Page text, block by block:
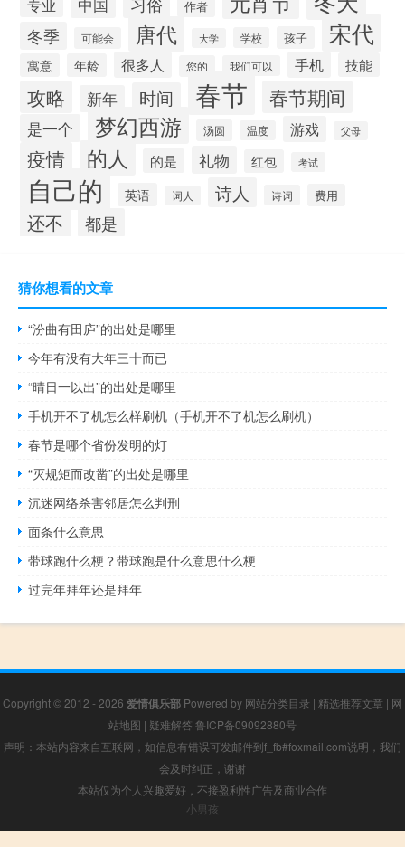
专业 中国 作者
冬季 可能会 唐代 大学 学校 孩子 宋代
寓意 年龄 很多人 您的 我们可以 手机 技能
攻略 新年 时间 春节 春节期间
是一个 梦幻西游 汤圆 温度 游戏 父母
疫情 的人 的是 礼物 红包 考试
自己的 英语 词人 诗人 诗词 费用
还不 都是
猜你想看的文章
“汾曲有田庐”的出处是哪里
今年有没有大年三十而已
“晴日一以出”的出处是哪里
手机开不了机怎么样刷机（手机开不了机怎么刷机）
春节是哪个省份发明的灯
“灭规矩而改凿”的出处是哪里
沉迷网络杀害邻居怎么判刑
面条什么意思
带球跑什么梗？带球跑是什么意思什么梗
过完年拜年还是拜年
Copyright © 2012 - 2026 爱情俱乐部 Powered by 网站分类目录 | 精选推荐文章 | 网
站地图 | 疑难解答 鲁ICP备09092880号
声明：本站内容来自互联网，如信息有错误可发邮件到f_fb#foxmail.com说明，我们
会及时纠正，谢谢
本站仅为个人兴趣爱好，不接盈利性广告及商业合作
小男孩